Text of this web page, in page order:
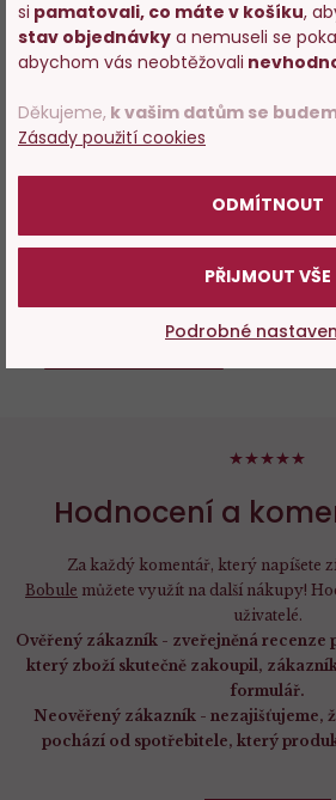
94%
160g
Skladem 195 ks
139 Kč
PŘIKOUPIT
Hodnocení a
100%
Za každý komentář, který napíšete
Bobule můžete využít na další nákupy!
uživatelé.
Ověřený zákazník - zveřejněná recenze
který zboží skutečně zakoupil,
formulář.
Neověřený zákazník - nezajišťujeme,
pochází od spotřebitele, který
si pamatovali, co máte v košíku,
stav objednávky a nemuseli se
abychom vás neobtěžovali
Děkujeme, k vašim datům se
Zásady použití cookies
ODMÍTNOUT
PŘIJMOUT VŠE
Podrobné
Vstupujete na
s prodejem